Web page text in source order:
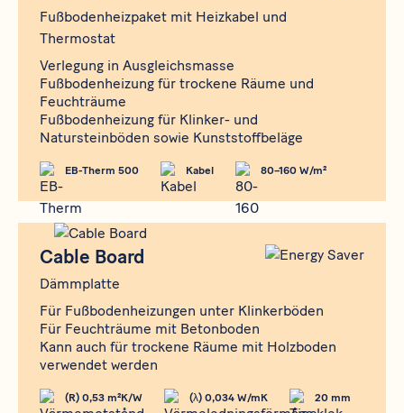
Fußbodenheizpaket mit Heizkabel und
Thermostat
Verlegung in Ausgleichsmasse
Fußbodenheizung für trockene Räume und
Feuchträume
Fußbodenheizung für Klinker- und
Natursteinböden sowie Kunststoffbeläge
EB-Therm 500 Kabel 80–160 W/m²
Produkt
Cable Board
Dämmplatte
Für Fußbodenheizungen unter Klinkerböden
Für Feuchträume mit Betonboden
Kann auch für trockene Räume mit Holzboden
verwendet werden
(R) 0,53 m²K/W (λ) 0,034 W/mK 20 mm
Cable Board